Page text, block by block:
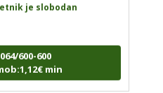
Kod 52
min